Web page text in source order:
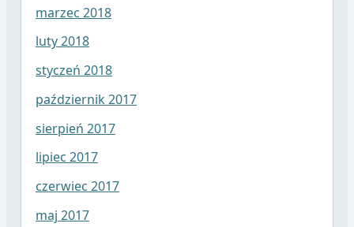
marzec 2018
luty 2018
styczeń 2018
październik 2017
sierpień 2017
lipiec 2017
czerwiec 2017
maj 2017